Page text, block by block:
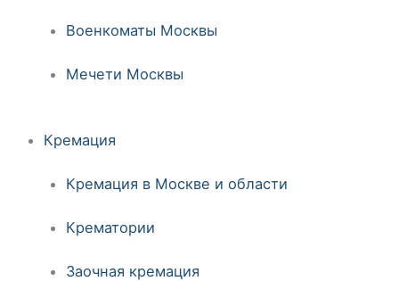
Военкоматы Москвы
Мечети Москвы
Кремация
Кремация в Москве и области
Крематории
Заочная кремация